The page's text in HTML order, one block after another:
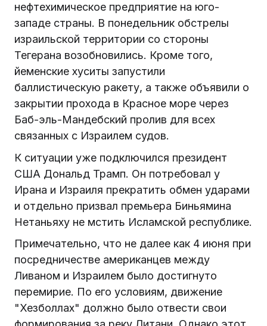
нефтехимическое предприятие на юго-
западе страны. В понедельник обстрелы
израильской территории со стороны
Тегерана возобновились. Кроме того,
йеменские хуситы запустили
баллистическую ракету, а также объявили о
закрытии прохода в Красное море через
Баб-эль-Мандебский пролив для всех
связанных с Израилем судов.
К ситуации уже подключился президент
США Дональд Трамп. Он потребовал у
Ирана и Израиля прекратить обмен ударами
и отдельно призвал премьера Биньямина
Нетаньяху не мстить Исламской республике.
Примечательно, что не далее как 4 июня при
посредничестве американцев между
Ливаном и Израилем было достигнуто
перемирие. По его условиям, движение
"Хезболлах" должно было отвести свои